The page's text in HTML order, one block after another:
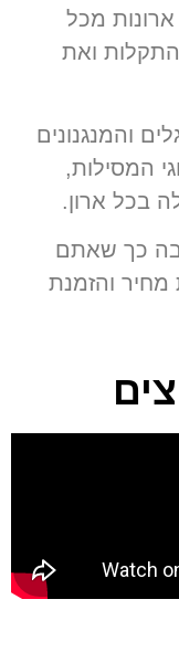
ארונות מכל
ואת
והמנגנונים
המסילות,
בכל ארון.
כך שאתם
מחיר והזמנת